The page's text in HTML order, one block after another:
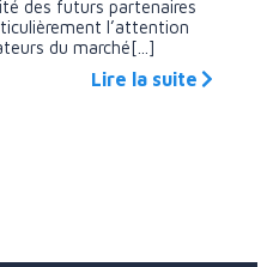
des futurs partenaires
l’attention
du marché[...]
Lire la suite